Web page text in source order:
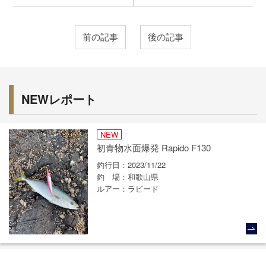
前の記事 後の記事
NEWレポート
NEW
初青物水面爆発 Rapido F130
釣行日
2023/11/22
釣場
和歌山県
ルアー
ラピード